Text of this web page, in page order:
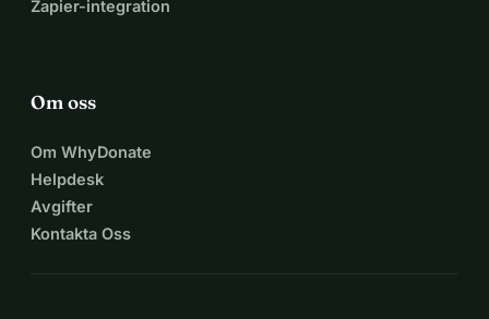
Zapier-integration
Om oss
Om WhyDonate
Helpdesk
Avgifter
Kontakta Oss